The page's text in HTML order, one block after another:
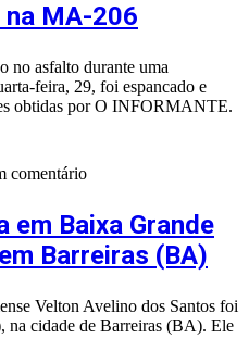
MA-206
no asfalto durante uma
feira, 29, foi espancado e
obtidas por O INFORMANTE.
comentário
em Baixa Grande
Barreiras (BA)
Velton Avelino dos Santos foi
na cidade de Barreiras (BA). Ele